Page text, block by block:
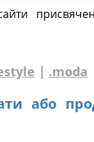
| .moda
або